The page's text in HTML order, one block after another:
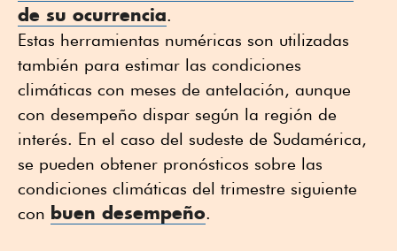
de su ocurrencia.
Estas herramientas numéricas son utilizadas
también para estimar las condiciones
climáticas con meses de antelación, aunque
con desempeño dispar según la región de
interés. En el caso del sudeste de Sudamérica,
se pueden obtener pronósticos sobre las
condiciones climáticas del trimestre siguiente
con buen desempeño.